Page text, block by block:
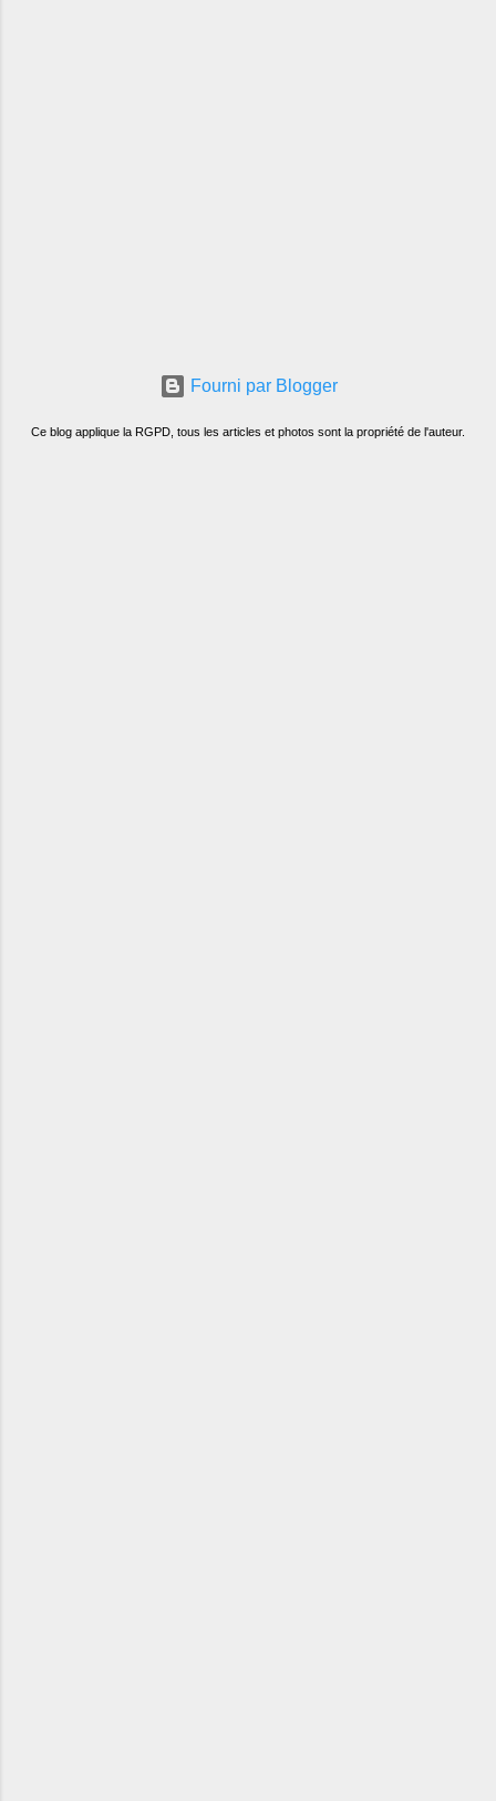
Fourni par Blogger
Ce blog applique la RGPD, tous les articles et photos sont la propriété de l'auteur.